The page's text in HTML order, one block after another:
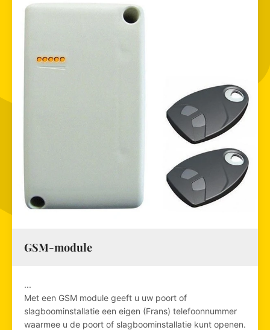
GSM-module
...
Met een GSM module geeft u uw poort of
slagboominstallatie een eigen (Frans) telefoonnummer
waarmee u de poort of slagboominstallatie kunt openen.